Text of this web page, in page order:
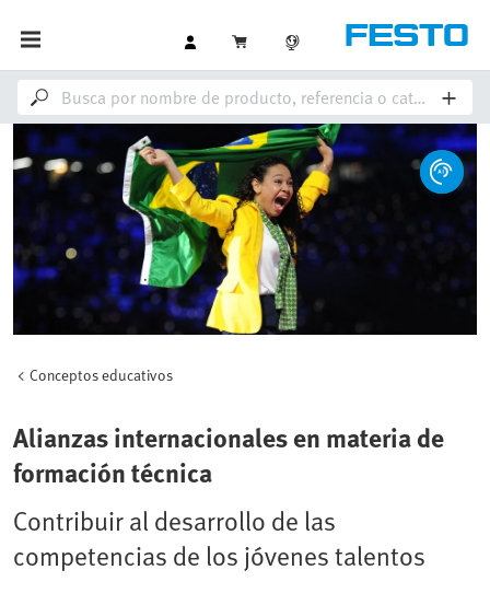
Conceptos educativos
Alianzas internacionales en materia de
formación técnica
Contribuir al desarrollo de las
competencias de los jóvenes talentos